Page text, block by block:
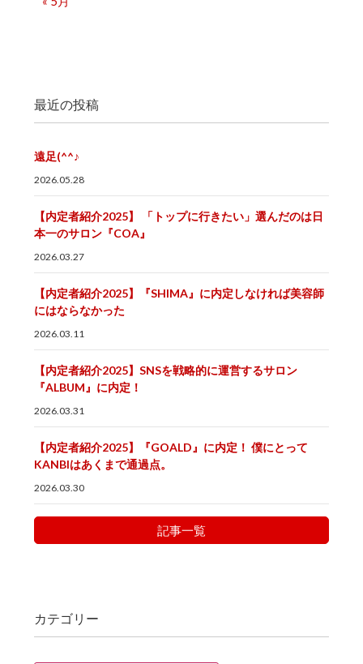
最近の投稿
遠足(^^♪
2026.05.28
【内定者紹介2025】 「トップに行きたい」選んだのは日
本一のサロン『COA』
2026.03.27
【内定者紹介2025】『SHIMA』に内定しなければ美容師
にはならなかった
2026.03.11
【内定者紹介2025】SNSを戦略的に運営するサロン
『ALBUM』に内定！
2026.03.31
【内定者紹介2025】『GOALD』に内定！ 僕にとって
KANBIはあくまで通過点。
2026.03.30
記事一覧
カテゴリー